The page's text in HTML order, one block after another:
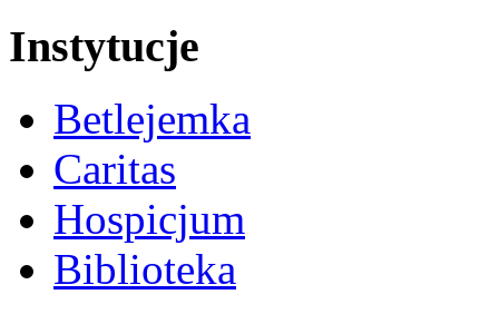
Instytucje
Betlejemka
Caritas
Hospicjum
Biblioteka